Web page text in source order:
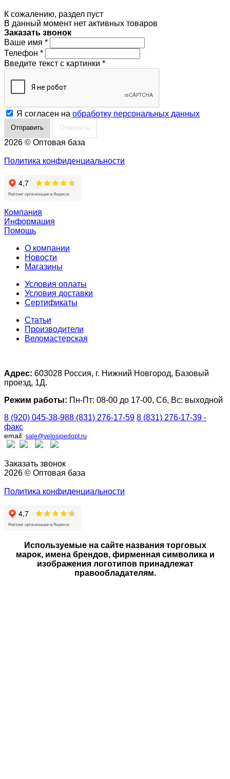
К сожалению, раздел пуст
В данный момент нет активных товаров
Заказать звонок
Ваше имя *
Телефон *
Введите текст с картинки *
Я согласен на обработку персональных данных
Отменить
2026 © Оптовая база
Политика конфиденциальности
Компания
Информация
Помощь
О компании
Новости
Магазины
Условия оплаты
Условия доставки
Сертификаты
Статьи
Производители
Веломастерская
Адрес: 603028 Россия, г. Нижний Новгород, Базовый
проезд, 1Д.
Режим работы: Пн-Пт: 08-00 до 17-00, Сб, Вс: выходной
8 (920) 045-38-988 (831) 276-17-59 8 (831) 276-17-39 -
факс
email: sale@velosipedopt.ru
Заказать звонок
2026 © Оптовая база
Политика конфиденциальности
Используемые на сайте названия торговых
марок, имена брендов, фирменная символика и
изображения логотипов принадлежат
правообладателям.